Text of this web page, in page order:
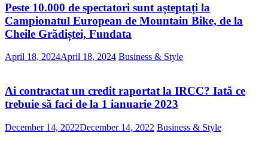
Peste 10.000 de spectatori sunt așteptați la
Campionatul European de Mountain Bike, de la
Cheile Grădiștei, Fundata
April 18, 2024April 18, 2024 Business & Style
Ai contractat un credit raportat la IRCC? Iată ce
trebuie să faci de la 1 ianuarie 2023
December 14, 2022December 14, 2022 Business & Style